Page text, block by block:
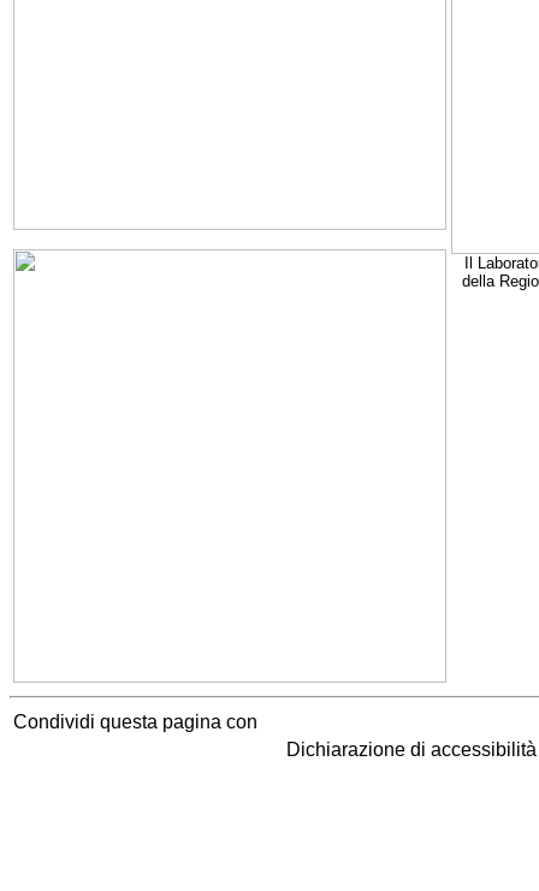
Il
della
Condividi questa pagina con
Dichiarazione di